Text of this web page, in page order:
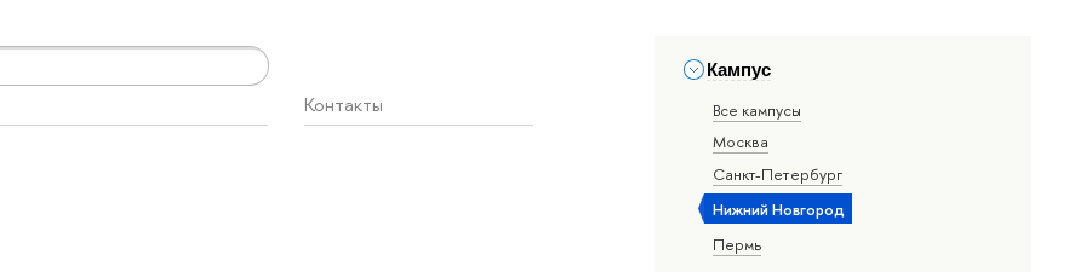
Кампус
Все кампусы
Москва
Санкт-Петербург
Нижний Новгород
Пермь
Контакты